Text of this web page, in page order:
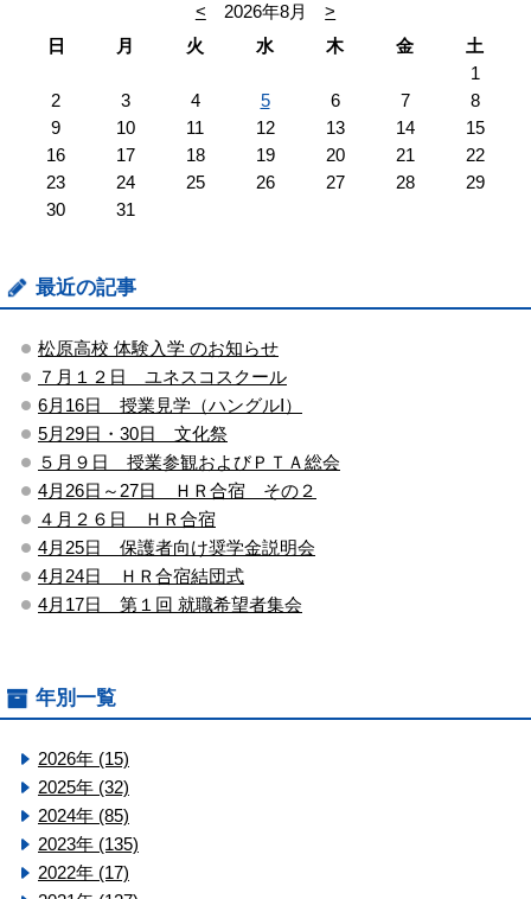
< 2026年8月
>
日
月 火 水 木 金
土
1
2
3 4 5 6 7
8
9
10 11 12 13 14
15
16
17 18 19 20 21
22
23
24 25 26 27 28
29
30
31
最近の記事
松原高校 体験入学 のお知らせ
７月１２日 ユネスコスクール
6月16日 授業見学（ハングルⅠ）
5月29日・30日 文化祭
５月９日 授業参観およびＰＴＡ総会
4月26日～27日 ＨＲ合宿 その２
４月２６日 ＨＲ合宿
4月25日 保護者向け奨学金説明会
4月24日 ＨＲ合宿結団式
4月17日 第１回 就職希望者集会
年別一覧
2026年 (15)
2025年 (32)
2024年 (85)
2023年 (135)
2022年 (17)